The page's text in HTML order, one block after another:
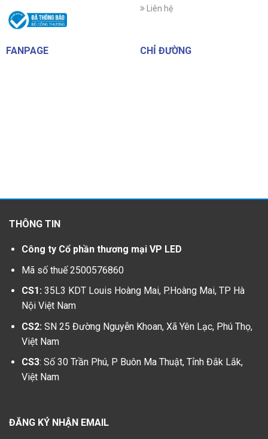
Liên hệ
FANPAGE CHỈ ĐƯỜNG
THÔNG TIN
Công ty Cổ phần thương mại VP LED
Mã số thuế 2500576860
CS1: 35L3 KDT Louis Hoàng Mai, P.Hoàng Mai, TP Hà
Nội Việt Nam
CS2: SN 25 Đường Nguyễn Khoan, Xã Yên Lạc, Phú Thọ,
Việt Nam
CS3: Số 30 Trần Phú, P Buôn Ma Thuật, Tỉnh Đắk Lắk,
Việt Nam
ĐĂNG KÝ NHẬN EMAIL